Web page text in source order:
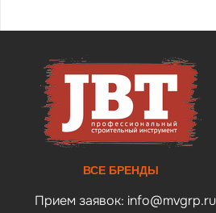
ВСЕ БРЕНДЫ
Прием заявок: info@mvgrp.ru